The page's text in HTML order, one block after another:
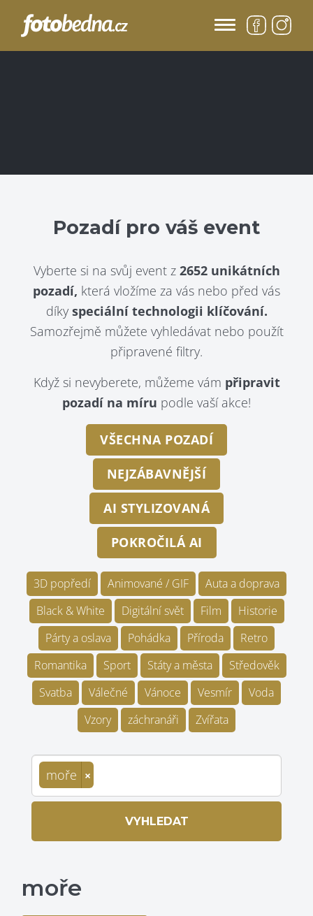
Pozadí pro váš event
Vyberte si na svůj event z 2652 unikátních
pozadí, která vložíme za vás nebo před vás
díky speciální technologii klíčování.
Samozřejmě můžete vyhledávat nebo použít
připravené filtry.
Když si nevyberete, můžeme vám připravit
pozadí na míru podle vaší akce!
VŠECHNA POZADÍ
NEJZÁBAVNĚJŠÍ
AI STYLIZOVANÁ
POKROČILÁ AI
3D popředí Animované / GIF
Auta a doprava
Black & White
Digitální svět Film
Historie
Párty a oslava
Pohádka Příroda
Retro
Romantika
Sport Státy a města
Středověk
Svatba
Válečné Vánoce Vesmír
Voda
Vzory
záchranáři Zvířata
moře ×
VYHLEDAT
moře